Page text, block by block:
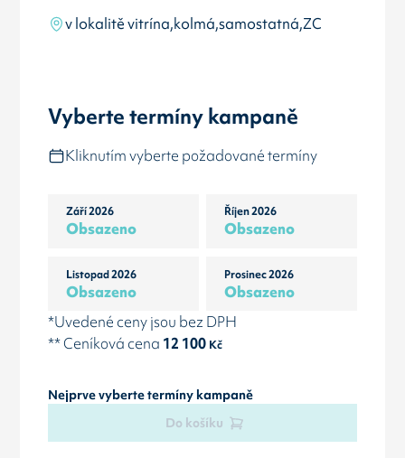
v lokalitě vitrína,kolmá,samostatná,ZC
Vyberte termíny kampaně
Kliknutím vyberte požadované termíny
Září 2026
Obsazeno
Říjen 2026
Obsazeno
Listopad 2026
Obsazeno
Prosinec 2026
Obsazeno
*Uvedené ceny jsou bez DPH
** Ceníková cena 12 100Kč
Nejprve vyberte termíny kampaně
Do košíku